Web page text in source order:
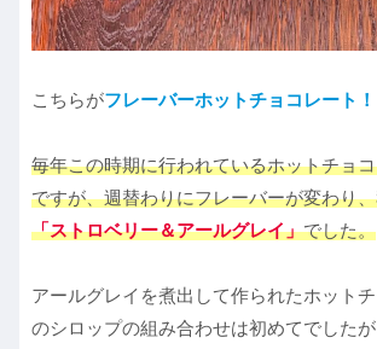
こちらがフレーバーホットチョコレート！
毎年この時期に行われているホットチョ
ですが、週替わりにフレーバーが変わり
「ストロベリー＆アールグレイ」でした。
アールグレイを煮出して作られたホット
のシロップの組み合わせは初めてでした